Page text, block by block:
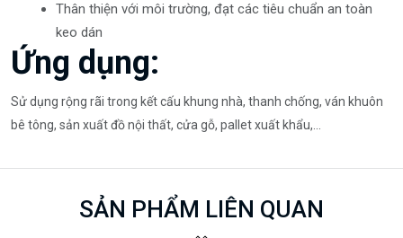
Thân thiện với môi trường, đạt các tiêu chuẩn an toàn
keo dán
Ứng dụng:
Sử dụng rộng rãi trong kết cấu khung nhà, thanh chống, ván khuôn
bê tông, sản xuất đồ nội thất, cửa gỗ, pallet xuất khẩu,...
SẢN PHẨM LIÊN QUAN